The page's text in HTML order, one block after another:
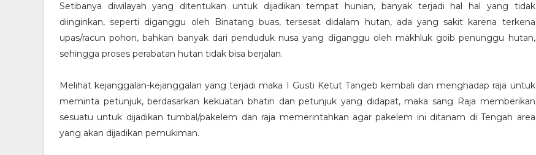
Setibanya diwilayah yang ditentukan untuk dijadikan tempat hunian, banyak terjadi hal hal yang tidak
diinginkan, seperti diganggu oleh Binatang buas, tersesat didalam hutan, ada yang sakit karena terkena
upas/racun pohon, bahkan banyak dari penduduk nusa yang diganggu oleh makhluk goib penunggu hutan,
sehingga proses perabatan hutan tidak bisa berjalan.
Melihat kejanggalan-kejanggalan yang terjadi maka I Gusti Ketut Tangeb kembali dan menghadap raja untuk
meminta petunjuk, berdasarkan kekuatan bhatin dan petunjuk yang didapat, maka sang Raja memberikan
sesuatu untuk dijadikan tumbal/pakelem dan raja memerintahkan agar pakelem ini ditanam di Tengah area
yang akan dijadikan pemukiman.